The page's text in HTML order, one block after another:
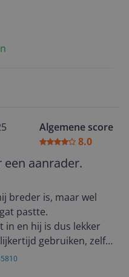
Algemene score
8.0
een aanrader.
breder is, maar wel
pastte.
in en hij is dus lekker
gebruiken, zelfs
tiptoetsen verwerkt